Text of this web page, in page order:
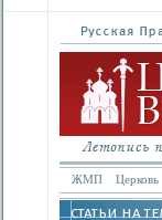
ЖМП Церковь